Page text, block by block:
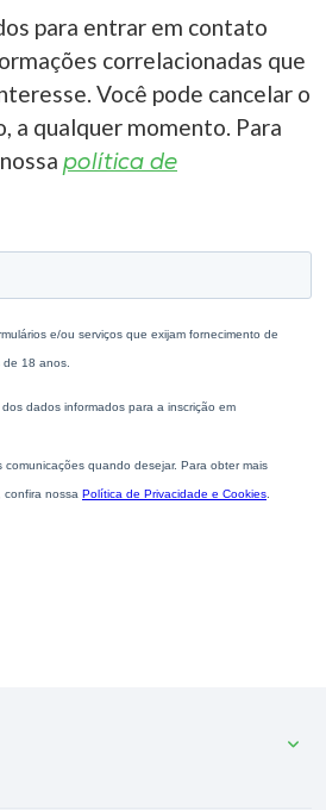
para entrar em contato
correlacionadas que
Você pode cancelar o
a qualquer momento. Para
política de